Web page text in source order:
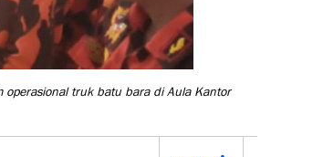
operasional truk batu bara di Aula Kantor